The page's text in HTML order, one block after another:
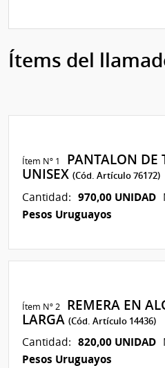
Ítems del
Ítem Nº 1
PANTALON DE
UNISEX(Cód. Artículo 76172)
Cantidad: 970,00 UNIDAD
Pesos Uruguayos
Ítem Nº 2
REMERA EN
LARGA(Cód. Artículo 14436)
Cantidad: 820,00 UNIDAD
Pesos Uruguayos